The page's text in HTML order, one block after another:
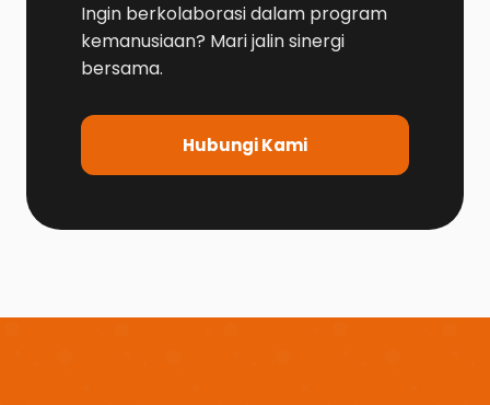
Ingin berkolaborasi dalam program
kemanusiaan? Mari jalin sinergi
bersama.
Hubungi Kami